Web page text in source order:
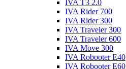
IVA T3 2.0
IVA Rider 700
IVA Rider 300
IVA Traveler 300
IVA Traveler 600
IVA Move 300
IVA Robooter E40
IVA Robooter E60